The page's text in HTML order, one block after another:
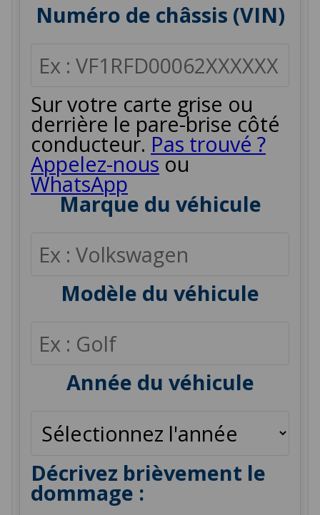
Numéro de châssis (VIN)
Sur votre carte grise ou
derrière le pare-brise côté
conducteur. Pas trouvé ?
Appelez-nousou
WhatsApp
Marque du véhicule
Modèle du véhicule
Année du véhicule
Décrivez brièvement le
dommage :